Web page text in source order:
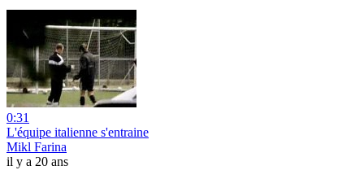
0:31
L'équipe italienne s'entraine
Mikl Farina
il y a 20 ans